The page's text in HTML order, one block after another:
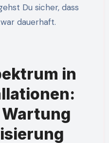
Du sicher, dass
dauerhaft.
in